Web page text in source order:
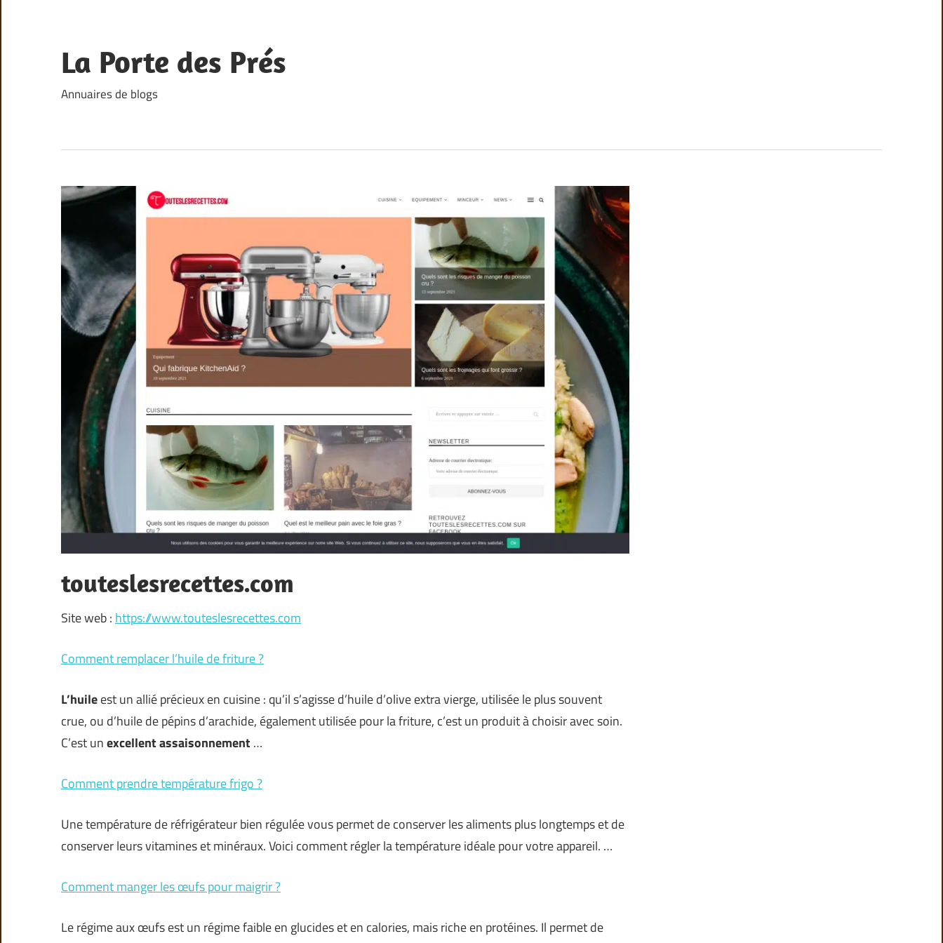
content
La Porte des Prés
Annuaires de blogs
touteslesrecettes.com
Site web : https://www.touteslesrecettes.com
Comment remplacer l’huile de friture ?
L’huileest un allié précieux en cuisine : qu’il s’agisse d’huile d’olive extra vierge, utilisée le plus souvent
crue, ou d’huile de pépins d’arachide, également utilisée pour la friture, c’est un produit à choisir avec soin.
C’est unexcellent assaisonnement …
Comment prendre température frigo ?
Une température de réfrigérateur bien régulée vous permet de conserver les aliments plus longtemps et de
conserver leurs vitamines et minéraux. Voici comment régler la température idéale pour votre appareil. …
Comment manger les œufs pour maigrir ?
Le régime aux œufs est un régime faible en glucides et en calories, mais riche en protéines. Il permet de